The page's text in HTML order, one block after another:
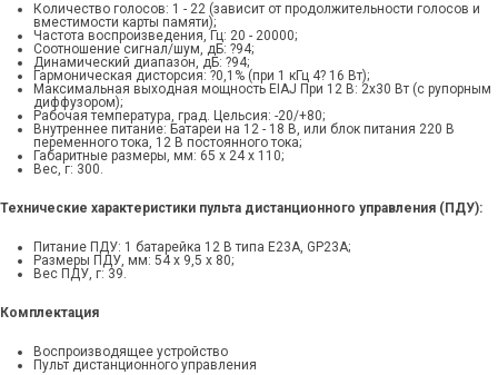
лучшей в мире охотничьей оптики Z8i от
Оптик» пополнилась уникальной
Бинокль-дальномер Leica
Количество голосов: 1 - 22 (зависит от продолжительности голосов и
вместимости карты памяти);
Частота воспроизведения, Гц: 20 - 20000;
Соотношение сигнал/шум, дБ: ?94;
Динамический диапазон, дБ: ?94;
Гармоническая дисторсия: ?0,1% (при 1 кГц 4? 16 Вт);
Максимальная выходная мощность EIAJ При 12 В: 2x30 Вт (с рупорным
диффузором);
Рабочая температура, град. Цельсия: -20/+80;
Внутреннее питание: Батареи на 12 - 18 В, или блок питания 220 В
переменного тока, 12 В постоянного тока;
Габаритные размеры, мм: 65 x 24 x 110;
Вес, г: 300.
Технические характеристики пульта дистанционного управления (ПДУ):
Питание ПДУ: 1 батарейка 12 В типа E23A, GP23A;
Размеры ПДУ, мм: 54 x 9,5 x 80;
Вес ПДУ, г: 39.
Комплектация
Воспроизводящее устройство
Пульт дистанционного управления